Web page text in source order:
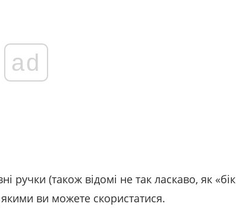
ad
ручки (також відомі не так ласкаво, як «бік
якими ви можете скористатися.